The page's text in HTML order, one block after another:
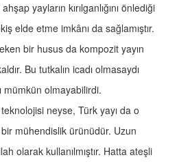
yayların kırılganlığını önlediği
elde etme imkânı da sağlamıştır.
bir husus da kompozit yayın
Bu tutkalın icadı olmasaydı
mümkün olmayabilirdi.
neyse, Türk yayı da o
mühendislik ürünüdür. Uzun
olarak kullanılmıştır. Hatta ateşli